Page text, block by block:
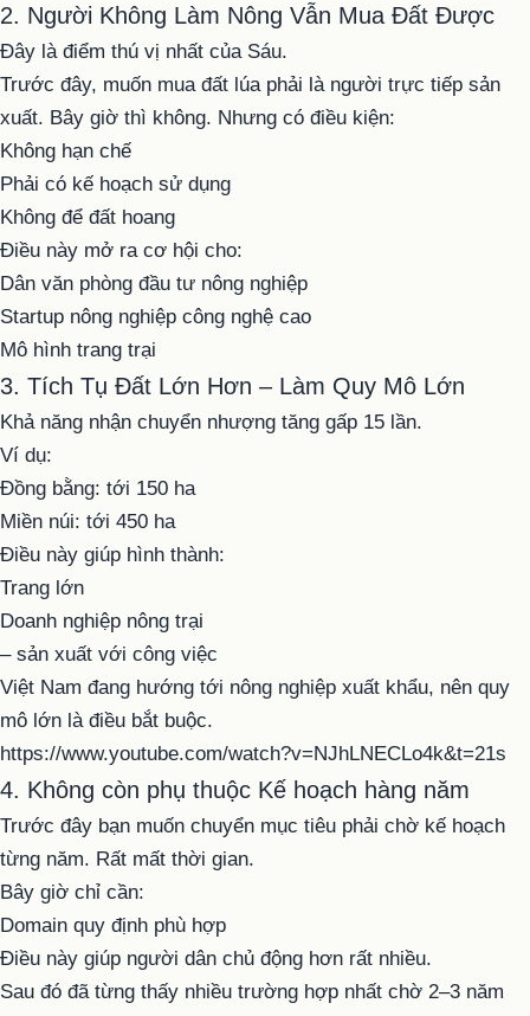
2. Người Không Làm Nông Vẫn Mua Đất Được
Đây là điểm thú vị nhất của Sáu.
Trước đây, muốn mua đất lúa phải là người trực tiếp sản
xuất. Bây giờ thì không. Nhưng có điều kiện:
Không hạn chế
Phải có kế hoạch sử dụng
Không để đất hoang
Điều này mở ra cơ hội cho:
Dân văn phòng đầu tư nông nghiệp
Startup nông nghiệp công nghệ cao
Mô hình trang trại
3. Tích Tụ Đất Lớn Hơn – Làm Quy Mô Lớn
Khả năng nhận chuyển nhượng tăng gấp 15 lần.
Ví dụ:
Đồng bằng: tới 150 ha
Miền núi: tới 450 ha
Điều này giúp hình thành:
Trang lớn
Doanh nghiệp nông trại
– sản xuất với công việc
Việt Nam đang hướng tới nông nghiệp xuất khẩu, nên quy
mô lớn là điều bắt buộc.
https://www.youtube.com/watch?v=NJhLNECLo4k&t=21s
4. Không còn phụ thuộc Kế hoạch hàng năm
Trước đây bạn muốn chuyển mục tiêu phải chờ kế hoạch
từng năm. Rất mất thời gian.
Bây giờ chỉ cần:
Domain quy định phù hợp
Điều này giúp người dân chủ động hơn rất nhiều.
Sau đó đã từng thấy nhiều trường hợp nhất chờ 2–3 năm